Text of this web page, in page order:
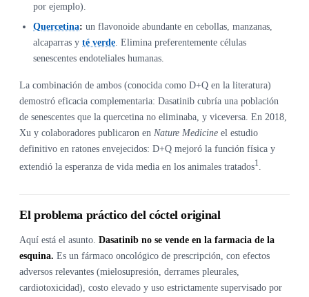
por ejemplo).
Quercetina: un flavonoide abundante en cebollas, manzanas,
alcaparras y té verde. Elimina preferentemente células
senescentes endoteliales humanas.
La combinación de ambos (conocida como D+Q en la literatura)
demostró eficacia complementaria: Dasatinib cubría una población
de senescentes que la quercetina no eliminaba, y viceversa. En 2018,
Xu y colaboradores publicaron en Nature Medicine el estudio
definitivo en ratones envejecidos: D+Q mejoró la función física y
extendió la esperanza de vida media en los animales tratados1
El problema práctico del cóctel original
Aquí está el asunto. Dasatinib no se vende en la farmacia de la
esquina. Es un fármaco oncológico de prescripción, con efectos
adversos relevantes (mielosupresión, derrames pleurales,
cardiotoxicidad), costo elevado y uso estrictamente supervisado por